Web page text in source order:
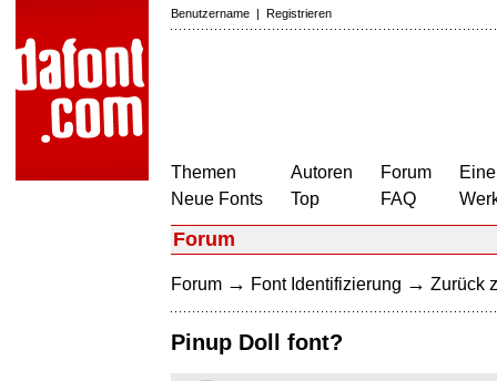
Benutzername | Registrieren
Themen
Neue Fonts
Autoren
Top
Forum
FAQ
Forum
Forum → Font Identifizierung → Zurück
Pinup Doll font?